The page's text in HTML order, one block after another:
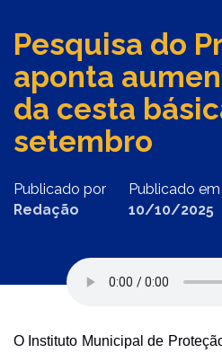
Pesquisa do
aponta
da cesta
setembro
Publicado por
Redação
Publicado em
10/10/2025
O Instituto Municipal de